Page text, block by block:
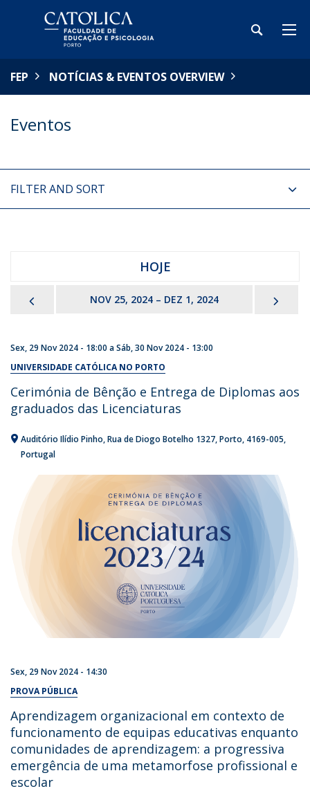
FEP NOTÍCIAS & EVENTOS OVERVIEW
Eventos
FILTER AND SORT
HOJE
PREVIOUSNOV 25, 2024 – DEZ 1, 2024
Sex, 29 Nov 2024 - 18:00 aSáb, 30 Nov 2024 - 13:00
UNIVERSIDADE CATÓLICA NO PORTO
Cerimónia de Bênção e Entrega de Diplomas aos
graduados das Licenciaturas
Auditório Ilídio Pinho Rua de Diogo Botelho 1327 Porto 4169-005
Portugal
Sex, 29 Nov 2024 - 14:30
PROVA PÚBLICA
Aprendizagem organizacional em contexto de
funcionamento de equipas educativas enquanto
comunidades de aprendizagem: a progressiva
emergência de uma metamorfose profissional e
escolar